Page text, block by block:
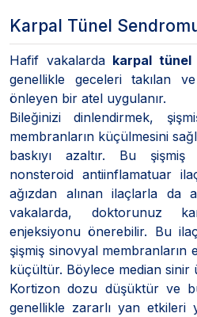
Karpal Tünel
Hafif vakalarda karpal tünel
genellikle geceleri takılan
önleyen bir atel uygulanır.
Bileğinizi dinlendirmek,
membranların küçülmesini
baskıyı azaltır. Bu şişmiş
nonsteroid antiinflamatuar
ağızdan alınan ilaçlarla da
vakalarda, doktorunuz
enjeksiyonu önerebilir. Bu
şişmiş sinovyal membranların
küçültür. Böylece median sinir
Kortizon dozu düşüktür ve
genellikle zararlı yan etkileri